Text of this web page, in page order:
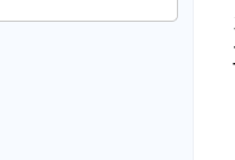
开展系列经贸交流活